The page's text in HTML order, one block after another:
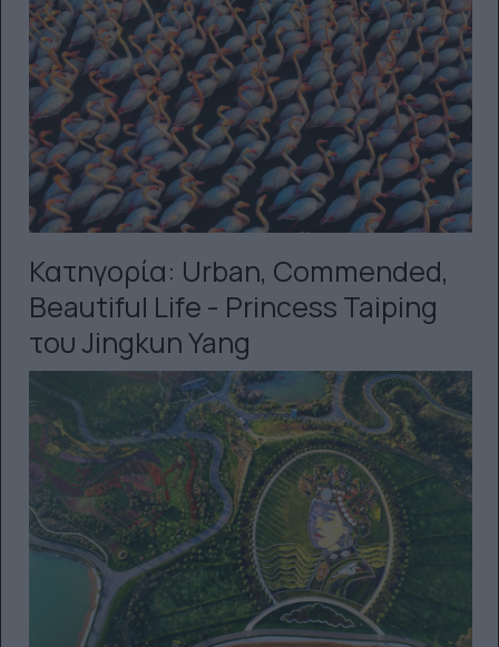
Κατηγορία: Urban, Commended,
Beautiful Life - Princess Taiping
του Jingkun Yang